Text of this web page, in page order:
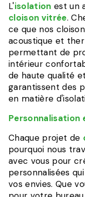
L'isolation est un
cloison vitrée.
ce que nos
acoustique et
permettant de
intérieur
de haute qualité
garantissent des
en matière
Personnalisation
Chaque projet de
pourquoi nous
avec vous pour
personnalisées
vos envies. Que